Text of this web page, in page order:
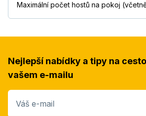
Maximální počet hostů na pokoj
Nejlepší nabídky a tipy na
vašem e-mailu
Váš e-mail